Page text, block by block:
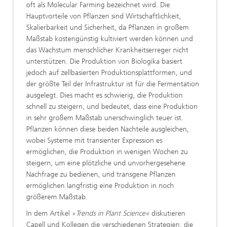
oft als Molecular Farming bezeichnet wird. Die
Hauptvorteile von Pflanzen sind Wirtschaftlichkeit,
Skalierbarkeit und Sicherheit, da Pflanzen in großem
Maßstab kostengünstig kultiviert werden können und
das Wachstum menschlicher Krankheitserreger nicht
unterstützen. Die Produktion von Biologika basiert
jedoch auf zellbasierten Produktionsplattformen, und
der größte Teil der Infrastruktur ist für die Fermentation
ausgelegt. Dies macht es schwierig, die Produktion
schnell zu steigern, und bedeutet, dass eine Produktion
in sehr großem Maßstab unerschwinglich teuer ist.
Pflanzen können diese beiden Nachteile ausgleichen,
wobei Systeme mit transienter Expression es
ermöglichen, die Produktion in wenigen Wochen zu
steigern, um eine plötzliche und unvorhergesehene
Nachfrage zu bedienen, und transgene Pflanzen
ermöglichen langfristig eine Produktion in noch
größerem Maßstab.
In dem Artikel »Trends in Plant Science« diskutieren
Capell und Kollegen die verschiedenen Strategien, die